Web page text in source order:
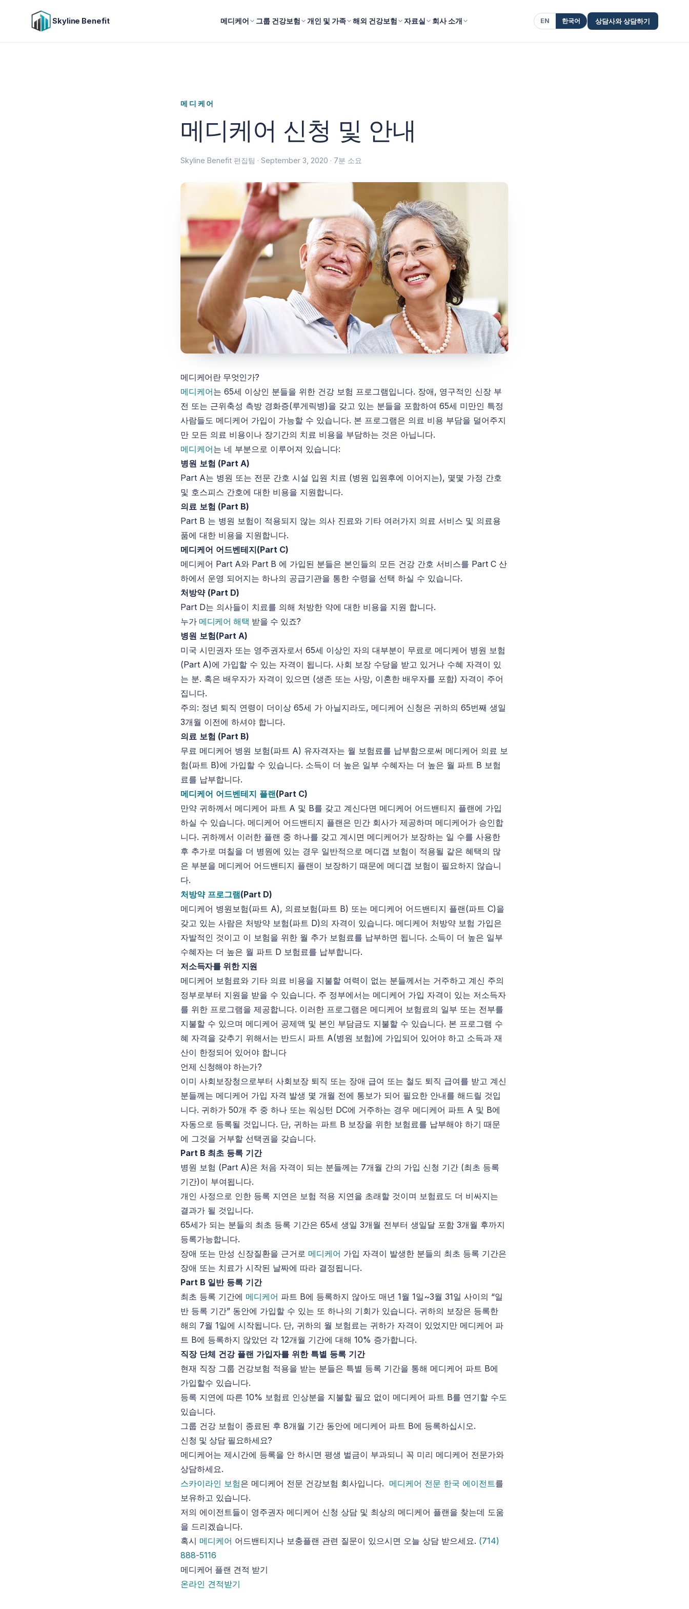
Skyline Benefit 메디케어 그룹 건강보험 개인 및 가족 해외 건강보험 자료실 회사 소개 EN 한국어 상담사와 상담하기
메디케어
메디케어 신청 및 안내
Skyline Benefit 편집팀 ·September 3, 2020 · 7분 소요
메디케어란 무엇인가?
메디케어는 65세 이상인 분들을 위한 건강 보험 프로그램입니다. 장애, 영구적인 신장 부
전 또는 근위축성 측방 경화증(루게릭병)을 갖고 있는 분들을 포함하여 65세 미만인 특정
사람들도 메디케어 가입이 가능할 수 있습니다. 본 프로그램은 의료 비용 부담을 덜어주지
만 모든 의료 비용이나 장기간의 치료 비용을 부담하는 것은 아닙니다.
메디케어는 네 부분으로 이루어져 있습니다:
병원 보험 (Part A)
Part A는 병원 또는 전문 간호 시설 입원 치료 (병원 입원후에 이어지는), 몇몇 가정 간호
및 호스피스 간호에 대한 비용을 지원합니다.
의료 보험 (Part B)
Part B 는 병원 보험이 적용되지 않는 의사 진료와 기타 여러가지 의료 서비스 및 의료용
품에 대한 비용을 지원합니다.
메디케어 어드벤테지(Part C)
메디케어 Part A와 Part B 에 가입된 분들은 본인들의 모든 건강 간호 서비스를 Part C 산
하에서 운영 되어지는 하나의 공급기관을 통한 수령을 선택 하실 수 있습니다.
처방약 (Part D)
Part D는 의사들이 치료를 의해 처방한 약에 대한 비용을 지원 합니다.
누가 메디케어 해택 받을 수 있죠?
병원 보험(Part A)
미국 시민권자 또는 영주권자로서 65세 이상인 자의 대부분이 무료로 메디케어 병원 보험
(Part A)에 가입할 수 있는 자격이 됩니다. 사회 보장 수당을 받고 있거나 수혜 자격이 있
는 분. 혹은 배우자가 자격이 있으면 (생존 또는 사망, 이혼한 배우자를 포함) 자격이 주어
집니다.
주의: 정년 퇴직 연령이 더이상 65세 가 아닐지라도, 메디케어 신청은 귀하의 65번째 생일
3개월 이전에 하셔야 합니다.
의료 보험 (Part B)
무료 메디케어 병원 보험(파트 A) 유자격자는 월 보험료를 납부함으로써 메디케어 의료 보
험(파트 B)에 가입할 수 있습니다. 소득이 더 높은 일부 수혜자는 더 높은 월 파트 B 보험
료를 납부합니다.
메디케어 어드벤테지 플랜(Part C)
만약 귀하께서 메디케어 파트 A 및 B를 갖고 계신다면 메디케어 어드밴티지 플랜에 가입
하실 수 있습니다. 메디케어 어드밴티지 플랜은 민간 회사가 제공하며 메디케어가 승인합
니다. 귀하께서 이러한 플랜 중 하나를 갖고 계시면 메디케어가 보장하는 일 수를 사용한
후 추가로 며칠을 더 병원에 있는 경우 일반적으로 메디갭 보험이 적용될 같은 혜택의 많
은 부분을 메디케어 어드밴티지 플랜이 보장하기 때문에 메디갭 보험이 필요하지 않습니
다.
처방약 프로그램(Part D)
메디케어 병원보험(파트 A), 의료보험(파트 B) 또는 메디케어 어드밴티지 플랜(파트 C)을
갖고 있는 사람은 처방약 보험(파트 D)의 자격이 있습니다. 메디케어 처방약 보험 가입은
자발적인 것이고 이 보험을 위한 월 추가 보험료를 납부하면 됩니다. 소득이 더 높은 일부
수혜자는 더 높은 월 파트 D 보험료를 납부합니다.
저소득자를 위한 지원
메디케어 보험료와 기타 의료 비용을 지불할 여력이 없는 분들께서는 거주하고 계신 주의
정부로부터 지원을 받을 수 있습니다. 주 정부에서는 메디케어 가입 자격이 있는 저소득자
를 위한 프로그램을 제공합니다. 이러한 프로그램은 메디케어 보험료의 일부 또는 전부를
지불할 수 있으며 메디케어 공제액 및 본인 부담금도 지불할 수 있습니다. 본 프로그램 수
혜 자격을 갖추기 위해서는 반드시 파트 A(병원 보험)에 가입되어 있어야 하고 소득과 재
산이 한정되어 있어야 합니다
언제 신청해야 하는가?
이미 사회보장청으로부터 사회보장 퇴직 또는 장애 급여 또는 철도 퇴직 급여를 받고 계신
분들께는 메디케어 가입 자격 발생 몇 개월 전에 통보가 되어 필요한 안내를 해드릴 것입
니다. 귀하가 50개 주 중 하나 또는 워싱턴 DC에 거주하는 경우 메디케어 파트 A 및 B에
자동으로 등록될 것입니다. 단, 귀하는 파트 B 보장을 위한 보험료를 납부해야 하기 때문
에 그것을 거부할 선택권을 갖습니다.
Part B 최초 등록 기간
병원 보험 (Part A)은 처음 자격이 되는 분들께는 7개월 간의 가입 신청 기간 (최초 등록
기간)이 부여됩니다.
개인 사정으로 인한 등록 지연은 보험 적용 지연을 초래할 것이며 보험료도 더 비싸지는
결과가 될 것입니다.
65세가 되는 분들의 최초 등록 기간은 65세 생일 3개월 전부터 생일달 포함 3개월 후까지
등록가능합니다.
장애 또는 만성 신장질환을 근거로 메디케어 가입 자격이 발생한 분들의 최초 등록 기간은
장애 또는 치료가 시작된 날짜에 따라 결정됩니다.
Part B 일반 등록 기간
최초 등록 기간에 메디케어 파트 B에 등록하지 않아도 매년 1월 1일~3월 31일 사이의 “일
반 등록 기간” 동안에 가입할 수 있는 또 하나의 기회가 있습니다. 귀하의 보장은 등록한
해의 7월 1일에 시작됩니다. 단, 귀하의 월 보험료는 귀하가 자격이 있었지만 메디케어 파
트 B에 등록하지 않았던 각 12개월 기간에 대해 10% 증가합니다.
직장 단체 건강 플랜 가입자를 위한 특별 등록 기간
현재 직장 그룹 건강보험 적용을 받는 분들은 특별 등록 기간을 통해 메디케어 파트 B에
가입할수 있습니다.
등록 지연에 따른 10% 보험료 인상분을 지불할 필요 없이 메디케어 파트 B를 연기할 수도
있습니다.
그룹 건강 보험이 종료된 후 8개월 기간 동안에 메디케어 파트 B에 등록하십시오.
신청 및 상담 필요하세요?
메디케어는 제시간에 등록을 안 하시면 평생 벌금이 부과되니 꼭 미리 메디케어 전문가와
상담하세요.
스카이라인 보험은 메디케어 전문 건강보험 회사입니다. 메디케어 전문 한국 에이전트를
보유하고 있습니다.
저의 에이전트들이 영주권자 메디케어 신청 상담 및 최상의 메디케어 플랜을 찾는데 도움
을 드리겠습니다.
혹시 메디케어 어드밴티지나 보충플랜 관련 질문이 있으시면 오늘 상담 받으세요. (714)
888-5116
메디케어 플랜 견적 받기
온라인 견적받기